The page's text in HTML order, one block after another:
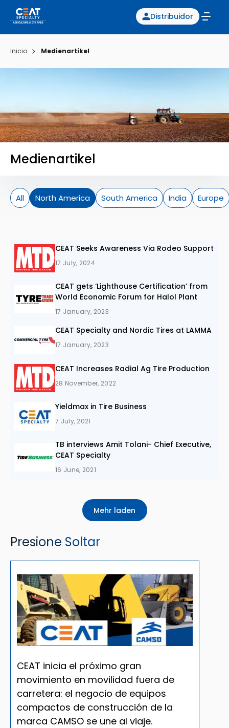
Distribuidor
Inicio Medienartikel
Medienartikel
All North America South America India Europe
CEAT Seeks Awareness Via Rodeo Support
17 July, 2024
CEAT gets ‘Lighthouse Certification’ from
World Economic Forum for Halol Plant
17 January, 2023
CEAT Specialty and Nordic Tires at LAMMA
17 January, 2023
CEAT Increases Radial Ag Tire Production
28 November, 2022
Yieldmax in Tire Business
7 July, 2021
TB interviews Amit Tolani- Chief Executive,
CEAT Specialty
16 June, 2021
Mehr laden
Presione Soltar
CEAT inicia el próximo gran
movimiento en movilidad fuera de
carretera: el negocio de equipos
compactos de construcción de la
marca CAMSO se une al viaje.